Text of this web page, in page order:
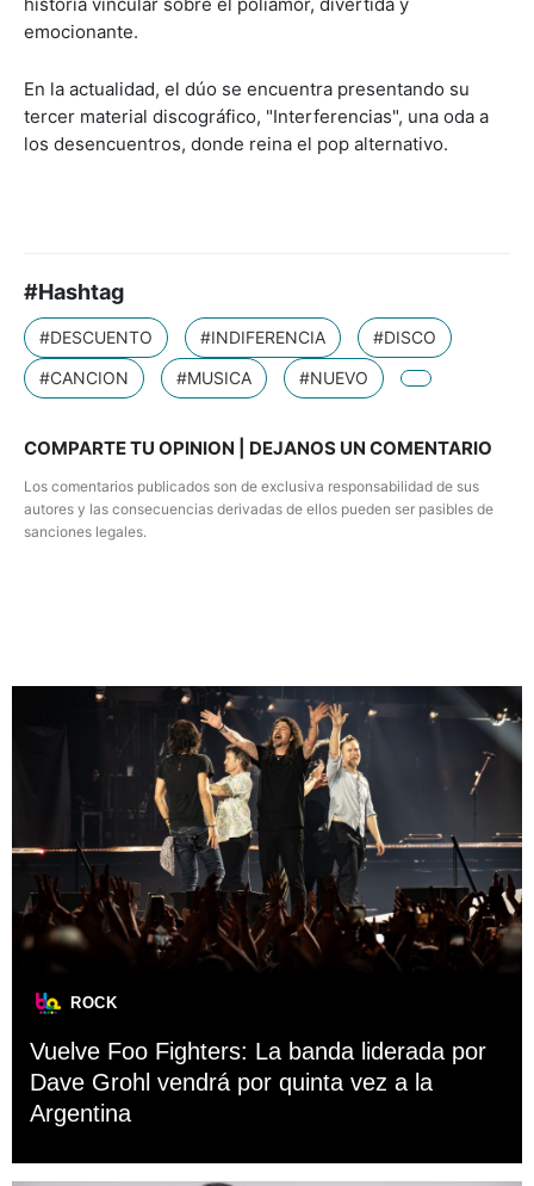
emocionante.
En la actualidad, el dúo se encuentra presentando su
tercer material discográfico, "Interferencias", una oda a
los desencuentros, donde reina el pop alternativo.
#Hashtag
#DESCUENTO #INDIFERENCIA
#DISCO
#CANCION
#MUSICA #NUEVO
COMPARTE TU OPINION | DEJANOS UN COMENTARIO
Los comentarios publicados son de exclusiva responsabilidad de sus
autores y las consecuencias derivadas de ellos pueden ser pasibles de
sanciones legales.
ROCK
Vuelve Foo Fighters: La banda liderada por
Dave Grohl vendrá por quinta vez a la
Argentina